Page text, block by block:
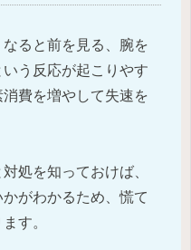
ると前を見る、腕を
う反応が起こりやす
費を増やして失速を
処を知っておけば、
がわかるため、慌て
す。